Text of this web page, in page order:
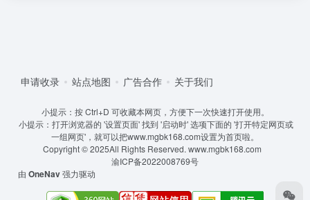
申请收录 站点地图 广告合作 关于我们
小提示：按 Ctrl+D 可收藏本网页，方便下一次快速打开使用。
小提示：打开浏览器的 '设置页面' 找到 '启动时' 选项下面的 '打开特定网页或
一组网页'，就可以把www.mgbk168.com设置为首页啦。
Copyright © 2025All Rights Reserved. www.mgbk168.com
渝ICP备2022008769号
由 OneNav强力驱动